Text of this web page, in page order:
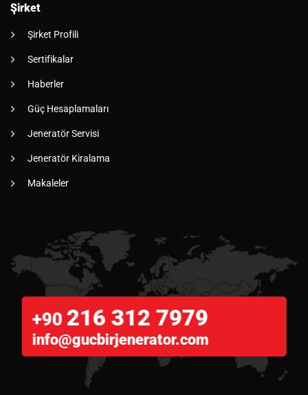
Şirket
Şirket Profili
Sertifikalar
Haberler
Güç Hesaplamaları
Jeneratör Servisi
Jeneratör Kiralama
Makaleler
+90 216 312 7979
info@gucbirjenerator.com